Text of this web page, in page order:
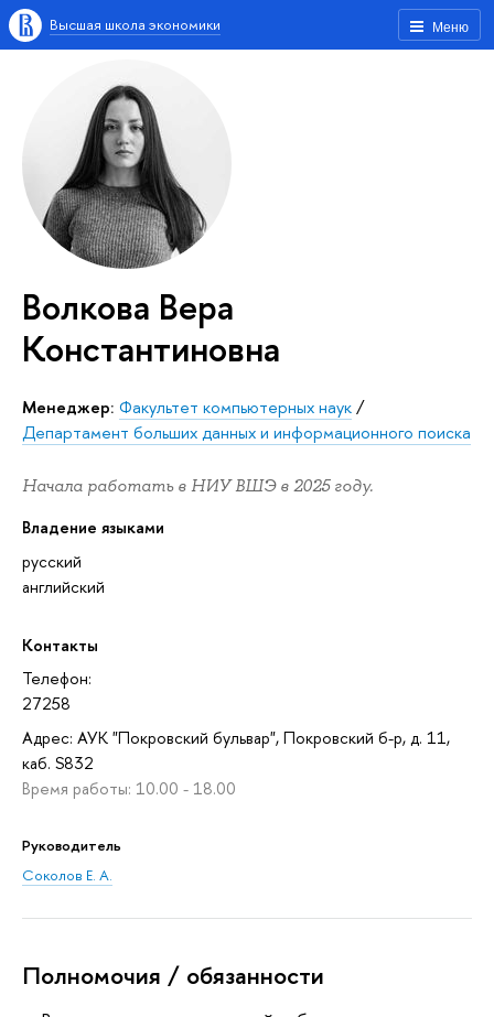
Меню
Высшая школа экономики
Волкова Вера
Константиновна
Менеджер: Факультет компьютерных наук/
Департамент больших данных и информационного поиска
Начала работать в НИУ ВШЭ в 2025 году.
Владение языками
русский
английский
Контакты
Телефон:
27258
Адрес: АУК "Покровский бульвар", Покровский б-р, д. 11,
каб. S832
Время работы: 10.00 - 18.00
Руководитель
Соколов Е. А.
Полномочия / обязанности